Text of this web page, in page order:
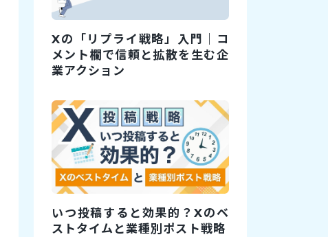
Xの「リプライ戦略」入門｜コ
メント欄で信頼と拡散を生む企
業アクション
いつ投稿すると効果的？Xのベ
ストタイムと業種別ポスト戦略